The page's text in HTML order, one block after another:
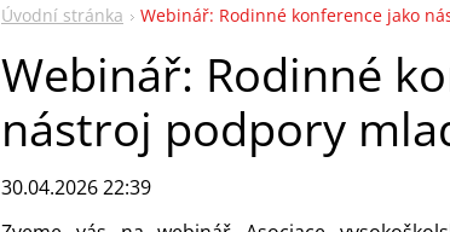
Úvodní stránka Webinář: Rodinné konference jako
Webinář: Rodinné
nástroj podpory
30.04.2026 22:39